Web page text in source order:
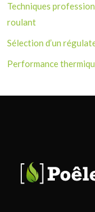
Techniques
roulant
Sélection d’un
Performance